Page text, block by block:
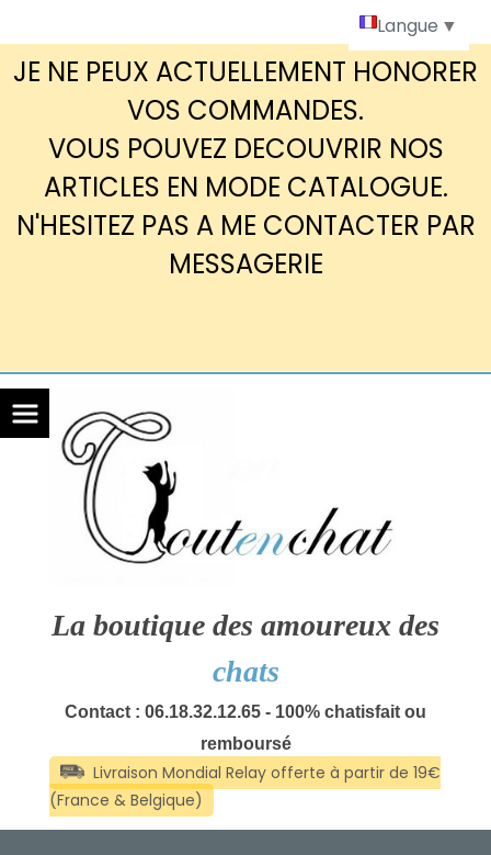
JE NE PEUX ACTUELLEMENT HONORER
VOS COMMANDES.
VOUS POUVEZ DECOUVRIR NOS
ARTICLES EN MODE CATALOGUE.
N'HESITEZ PAS A ME CONTACTER PAR
MESSAGERIE
La boutique des amoureux des
chats
Contact : 06.18.32.12.65 - 100% chatisfait ou
remboursé
Langue ▼